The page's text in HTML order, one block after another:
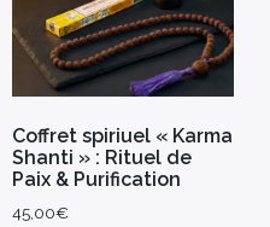
Coffret spiriuel « Karma
Shanti » : Rituel de
Paix & Purification
45,00€